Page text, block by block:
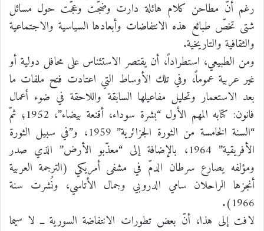
رغم أنّ مطاحن كلام هائلة دارت وضجّت وعجّت حول مسائل
شتى تخصّ طبائع هذه الانتفاضات وأبعادها السياسية والاجتماعية
والثقافية والتاريخية.
ومن الطبيعي، استطراداً، أن يقتصر الاستئناس على محافل دولية أو
غير عربية عموماً، وفي تلك الأوساط التي اعتادت فتح ملفات ما
بعد الاستعمار وتحليل مفاعيلها السابقة واللاحقة في ضوء أعمال
فانون: كتابه المهم الأول “بشرة سوداء، أقنعة بيضاء”، 1952؛ ثمّ
“السنة الخامسة من الثورة الجزائرية” 1959، و”في سبيل الثورة
الأفريقية” 1964، بالإضافة إلى “معذّبو الأرض” الذي صدر
ومؤلفه يصارع سرطان الدمّ في مشفى أمريكي (الترجمة العربية
أنجزها الراحلان سامي الدروبي وجمال الأتاسي، ونُشرت سنة
1966).
لافت إلى هذا، أنّ بعض تطورات الانتفاضة السورية ــ لا سيما